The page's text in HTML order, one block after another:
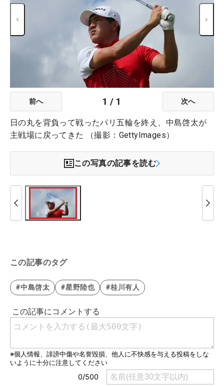
前へ 1 / 1 次へ
日の丸を背負って戦ったパリ五輪を終え、中島啓太が
主戦場に戻ってきた （撮影：GettyImages）
この写真の記事を読む
この記事のタグ
#中島啓太 #星野陸也 #桂川有人